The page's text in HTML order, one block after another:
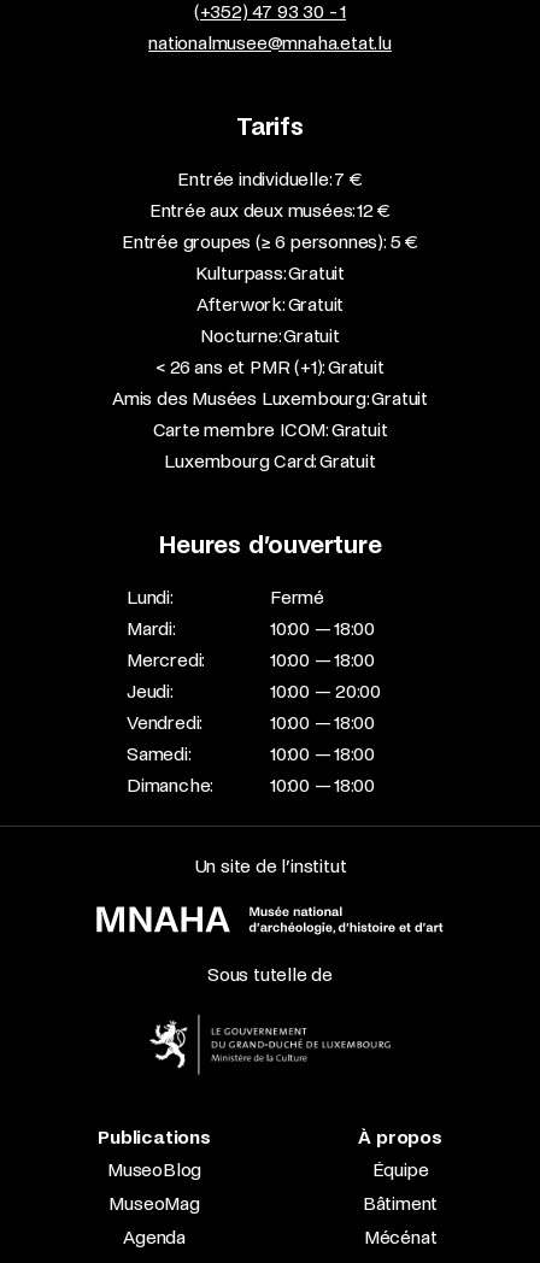
(+352) 47 93 30 - 1
nationalmusee@mnaha.etat.lu
Tarifs
Entrée individuelle: 7 €
Entrée aux deux musées: 12 €
Entrée groupes (≥ 6 personnes): 5 €
Kulturpass: Gratuit
Afterwork: Gratuit
Nocturne: Gratuit
< 26 ans et PMR (+1): Gratuit
Amis des Musées Luxembourg: Gratuit
Carte membre ICOM: Gratuit
Luxembourg Card: Gratuit
Heures d’ouverture
Lundi:
Fermé
Mardi:
10:00 — 18:00
Mercredi:
10:00 — 18:00
Jeudi:
10:00 — 20:00
Vendredi:
10:00 — 18:00
Samedi:
10:00 — 18:00
Dimanche:
10:00 — 18:00
Un site de l’institut
Sous tutelle de
Publications
MuseoBlog
MuseoMag
Agenda
À propos
Équipe
Bâtiment
Mécénat